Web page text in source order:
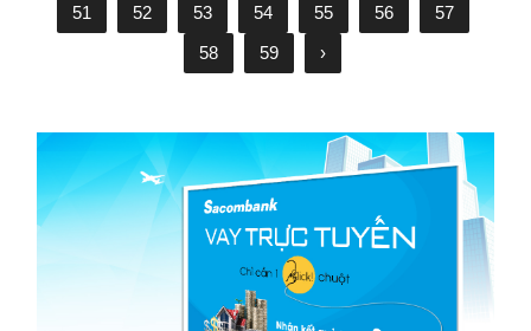
51
52 53 54 55 56
57
58
59 ›